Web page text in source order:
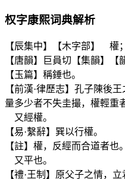
权字康熙词典解析
【辰集中】【木字部】 權
【唐韻】巨員切【集韻】【
【玉篇】稱錘也。
【前漢·律歷志】孔子陳後
量多少者不失圭撮，權輕重
又經權。
【易·繫辭】巽以行權。
【註】權，反經而合道者也。
又平也。
【禮·王制】原父子之情，